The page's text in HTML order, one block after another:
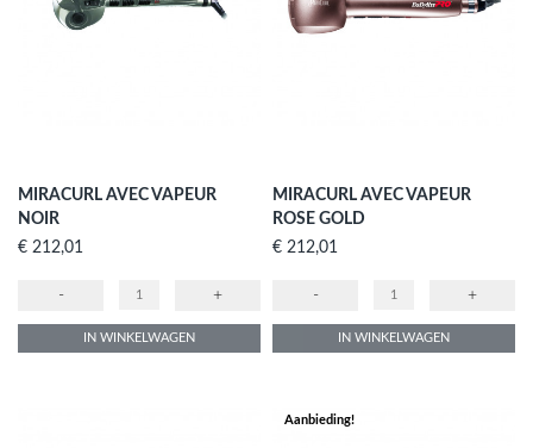
MIRACURL AVEC VAPEUR
NOIR
Prijs
€ 212,01
- +
IN WINKELWAGEN
MIRACURL AVEC VAPEUR
ROSE GOLD
Prijs
€ 212,01
- +
IN WINKELWAGEN
Aanbieding!